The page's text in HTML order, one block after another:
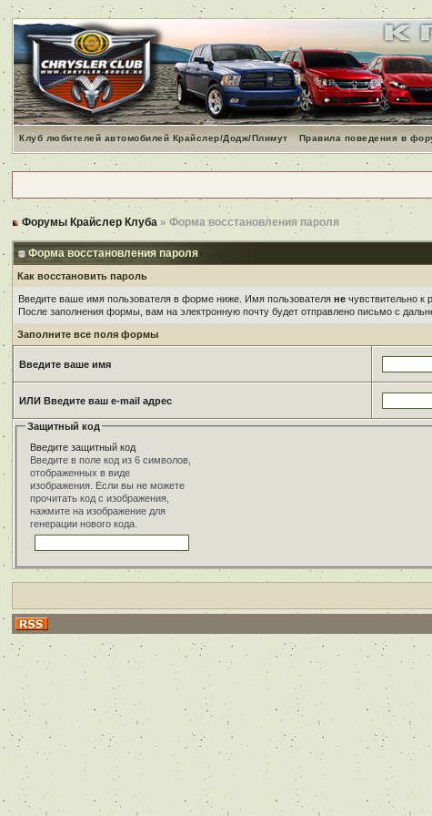
Клуб любителей автомобилей Крайслер/Додж/Плимут Правила поведения в
Форумы Крайслер Клуба » Форма восстановления пароля
Форма восстановления пароля
Как восстановить пароль
Введите ваше имя пользователя в форме ниже. Имя пользователяне чувствительно к
После заполнения формы, вам на электронную почту будет отправлено письмо с
Заполните все поля формы
Введите ваше имя
ИЛИ Введите ваш e-mail адрес
Защитный код
Введите защитный код
Введите в поле код из 6 символов,
отображенных в виде
изображения. Если вы не можете
прочитать код с изображения,
нажмите на изображение для
генерации нового кода.